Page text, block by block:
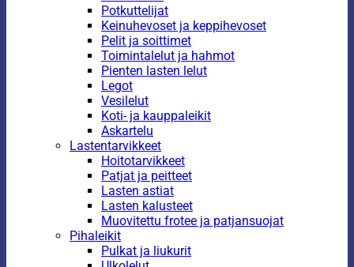
Potkuttelijat
Keinuhevoset ja keppihevoset
Pelit ja soittimet
Toimintalelut ja hahmot
Pienten lasten lelut
Legot
Vesilelut
Koti- ja kauppaleikit
Askartelu
Lastentarvikkeet
Hoitotarvikkeet
Patjat ja peitteet
Lasten astiat
Lasten kalusteet
Muovitettu frotee ja patjansuojat
Pihaleikit
Pulkat ja liukurit